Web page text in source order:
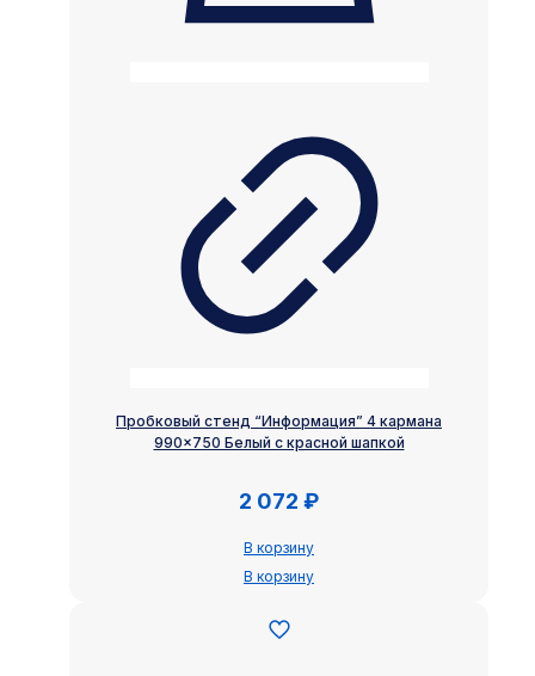
Пробковый стенд “Информация” 4 кармана
990×750 Белый с красной шапкой
2 072 ₽
В корзину
В корзину